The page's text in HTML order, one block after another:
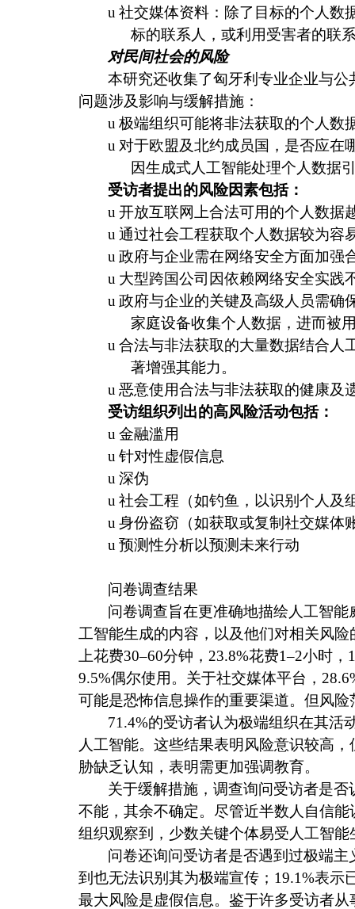
u 社交媒体资料：除了目标的个人数
标的联系人，或利用受害者的联
对民间社会的风险
本研究还收集了匈牙利专业企业与
问题涉及影响与缓解措施：
u 极端组织可能将非法获取的个人数
u 对于欧盟及北约成员国，是否应在
因生成式人工智能处理个人数据
受访者提出的风险因素包括：
u 开放互联网上合法可用的个人数据
u 通过社会工程获取个人数据较为容
u 政府与企业需在网络安全方面加强
u 大型跨国公司因依赖网络安全实践
u 政府与企业的关键及高级人员需确
家庭设备收集个人数据，进而被
u 合法与非法获取的大量数据结合人
著增强其能力。
u 恶意使用合法与非法获取的健康及
受访组织列出的高风险活动包括：
u 金融滥用
u 针对性虚假信息
u 深伪
u 社会工程（如钓鱼，以识别个人及
u 身份盗窃（如获取或复制社交媒体
u 预测性分析以预测未来行动
问卷调查结果
问卷调查旨在更准确地描绘人工智
工智能生成的内容，以及他们对相关风险
上花费30‒60分钟， 23.8%花费1‒2小时，
9.5%偶尔使用。关于社交媒体平台，
可能是恐怖信息操作的重要渠道。但风
71.4%的受访者认为极端组织在其活
人工智能。这些结果表明风险意识较高
胁缺乏认知，表明需更加强调教育。
关于缓解措施，调查询问受访者是
不能，其余不确定。尽管近半数人自信
组织观察到，少数关键个体易受人工智
问卷还询问受访者是否遇到过极端
到也无法识别其为极端宣传； 19.1%表示
最大风险是虚假信息。鉴于许多受访者